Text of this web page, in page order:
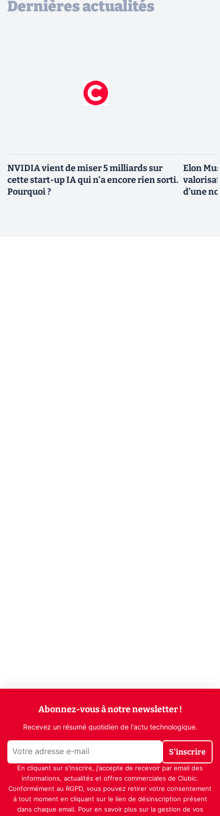
Dernières actualités
NVIDIA vient de miser 5 milliards sur
cette start-up IA qui n'a encore rien sorti.
Pourquoi ?
Elon
d’une
Abonnez-vous à notre newsletter !
Recevez un résumé quotidien de l'actu technologique.
S'inscrire
En cliquant sur s'inscrire, j’accepte de recevoir par email des
informations, actualités et offres commerciales de Clubic.
Conformément au RGPD, vous pouvez retirer votre consentement
à tout moment en cliquant sur le lien de désinscription présent
dans chaque email. Pour en savoir plus sur la gestion de vos